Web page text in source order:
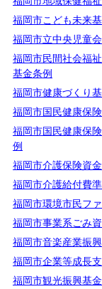
福岡市こども未来
福岡市立中央児童
福岡市民間社会福
基金条例
福岡市健康づくり
福岡市国民健康保
福岡市国民健康保
例
福岡市介護保険資
福岡市介護給付費
福岡市環境市民フ
福岡市事業系ごみ
福岡市音楽産業振
福岡市企業等成長
福岡市観光振興基